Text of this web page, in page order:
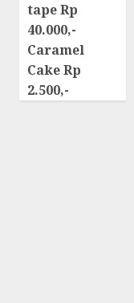
tape Rp
40.000,-
Caramel
Cake Rp
2.500,-